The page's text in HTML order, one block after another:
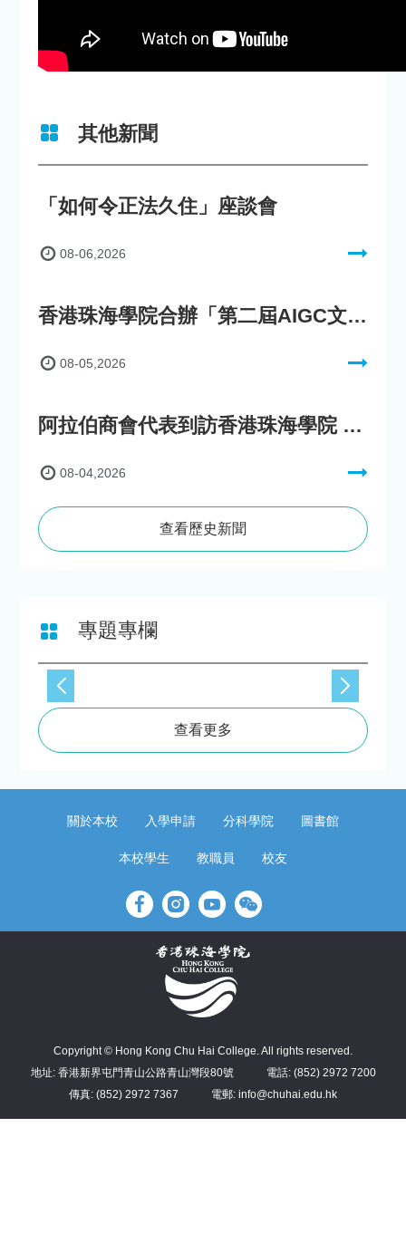
其他新聞
「如何令正法久住」座談會
08-06,2026
香港珠海學院合辦「第二屆AIGC文化數字內容創作比賽」
08-05,2026
阿拉伯商會代表到訪香港珠海學院 參與「一帶一路」政策圓桌會議
08-04,2026
查看歷史新聞
專題專欄
查看更多
關於本校 入學申請 分科學院 圖書館
本校學生 教職員 校友
Copyright © Hong Kong Chu Hai College. All rights reserved.
地址: 香港新界屯門青山公路青山灣段80號
電話: (852) 2972 7200
傳真: (852) 2972 7367
電郵: info@chuhai.edu.hk